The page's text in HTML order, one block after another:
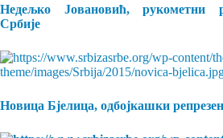
Недељко Јовановић, рукометни
Србије
Новица Бјелица, одбојкашки